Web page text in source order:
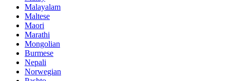
Malayalam
Maltese
Maori
Marathi
Mongolian
Burmese
Nepali
Norwegian